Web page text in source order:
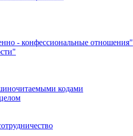
- конфессиональные отношения"
кодами